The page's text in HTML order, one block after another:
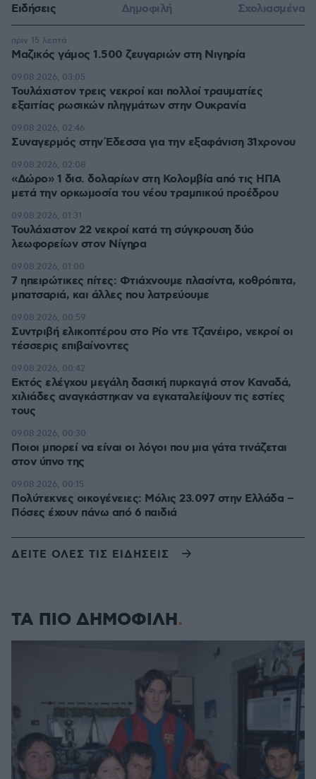
Ειδήσεις Δημοφιλή Σχολιασμένα
Μαζικός γάμος 1.500 ζευγαριών στη Νιγηρία
πριν 15 λεπτά
Τουλάχιστον τρεις νεκροί και πολλοί τραυματίες
εξαιτίας ρωσικών πληγμάτων στην Ουκρανία
09.08.2026, 03:05
Συναγερμός στην Έδεσσα για την εξαφάνιση 31χρονου
09.08.2026, 02:46
«Δώρο» 1 δισ. δολαρίων στη Κολομβία από τις ΗΠΑ
μετά την ορκωμοσία του νέου τραμπικού προέδρου
09.08.2026, 02:08
Τουλάχιστον 22 νεκροί κατά τη σύγκρουση δύο
λεωφορείων στον Νίγηρα
09.08.2026, 01:31
7 ηπειρώτικες πίτες: Φτιάχνουμε πλασίντα, κοθρόπιτα,
μπατσαριά, και άλλες που λατρεύουμε
09.08.2026, 01:00
Συντριβή ελικοπτέρου στο Ρίο ντε Τζανέιρο, νεκροί οι
τέσσερις επιβαίνοντες
09.08.2026, 00:59
Εκτός ελέγχου μεγάλη δασική πυρκαγιά στον Καναδά,
χιλιάδες αναγκάστηκαν να εγκαταλείψουν τις εστίες
τους
09.08.2026, 00:42
Ποιοι μπορεί να είναι οι λόγοι που μια γάτα τινάζεται
στον ύπνο της
09.08.2026, 00:30
Πολύτεκνες οικογένειες: Μόλις 23.097 στην Ελλάδα –
Πόσες έχουν πάνω από 6 παιδιά
09.08.2026, 00:15
ΔΕΙΤΕ ΟΛΕΣ ΤΙΣ ΕΙΔΗΣΕΙΣ
ΤΑ ΠΙΟ ΔΗΜΟΦΙΛΗ